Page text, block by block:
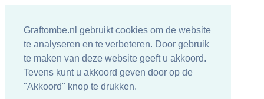
Graftombe.nl gebruikt cookies om de website
te analyseren en te verbeteren. Door gebruik
te maken van deze website geeft u akkoord.
Tevens kunt u akkoord geven door op de
"Akkoord" knop te drukken.